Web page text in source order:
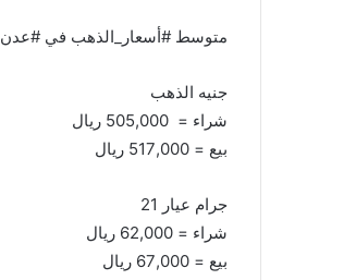
متوسط #أسعار_الذهب في #عدن
جنيه الذهب
شراء = 505,000 ريال
بيع = 517,000 ريال
جرام عيار 21
شراء = 62,000 ريال
بيع = 67,000 ريال